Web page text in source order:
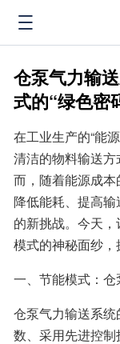
仓泵气力输
式的“绿色密
在工业生产的“能
清洁的物料输送方
而，随着能源成
降低能耗、提高
的新挑战。今天
模式的神秘面纱，
一、节能模式：仓
仓泵气力输送系
数、采用先进控